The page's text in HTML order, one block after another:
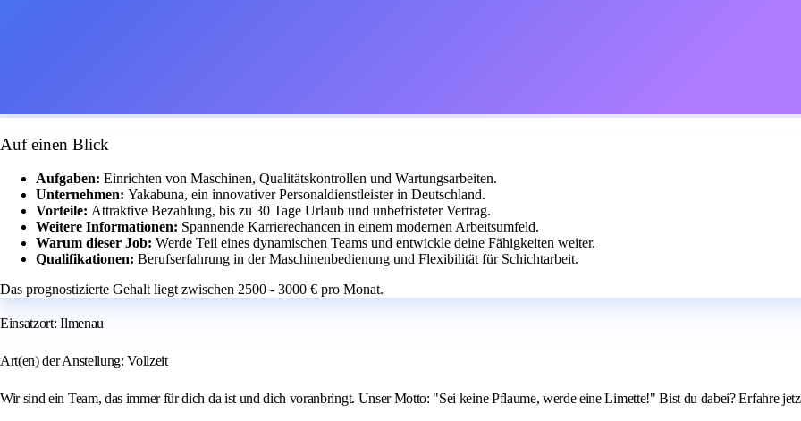
Auf einen Blick
Aufgaben: Einrichten von Maschinen, Qualitätskontrollen und Wartungsarbeiten.
Unternehmen: Yakabuna, ein innovativer Personaldienstleister in Deutschland.
Vorteile: Attraktive Bezahlung, bis zu 30 Tage Urlaub und unbefristeter Vertrag.
Weitere Informationen: Spannende Karrierechancen in einem modernen Arbeitsumfeld.
Warum dieser Job: Werde Teil eines dynamischen Teams und entwickle deine Fähigkeiten weiter.
Qualifikationen: Berufserfahrung in der Maschinenbedienung und Flexibilität für Schichtarbeit.
Das prognostizierte Gehalt liegt zwischen 2500 - 3000 € pro Monat.
Einsatzort: Ilmenau
Art(en) der Anstellung: Vollzeit
Wir sind ein Team, das immer für dich da ist und dich voranbringt. Unser Motto: "Sei keine Pflaume, werde eine Limette!" Bist du dabei? Erfahre